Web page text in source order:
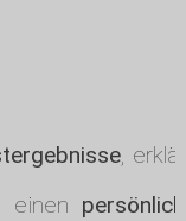
,
einen